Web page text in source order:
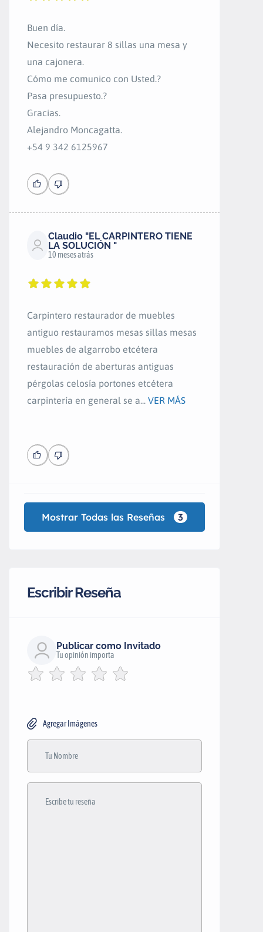
Buen día.
Necesito restaurar 8 sillas una mesa y
una cajonera.
Cómo me comunico con Usted.?
Pasa presupuesto.?
Gracias.
Alejandro Moncagatta.
+54 9 342 6125967
Claudio "EL CARPINTERO TIENE
LA SOLUCIÓN "
10 meses atrás
Carpintero restaurador de muebles
antiguo restauramos mesas sillas mesas
muebles de algarrobo etcétera
restauración de aberturas antiguas
pérgolas celosía portones etcétera
carpintería en general se a... VER MÁS
Mostrar Todas las Reseñas 3
Escribir Reseña
Publicar como Invitado
Tu opinión importa
Agregar Imágenes